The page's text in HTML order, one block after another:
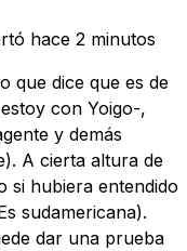
hace 2 minutos
que dice que es de
con Yoigo-,
y demás
A cierta altura de
si hubiera entendido
sudamericana).
dar una prueba